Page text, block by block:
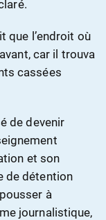
que l’endroit où
car il trouva
cassées
de devenir
et son
de détention
à
journalistique,